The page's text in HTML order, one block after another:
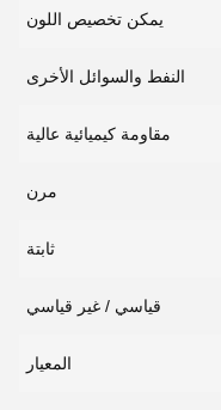
يمكن تخصيص اللون
النفط والسوائل الأخرى
مقاومة كيميائية عالية
مرن
ثابتة
قياسي / غير قياسي
المعيار